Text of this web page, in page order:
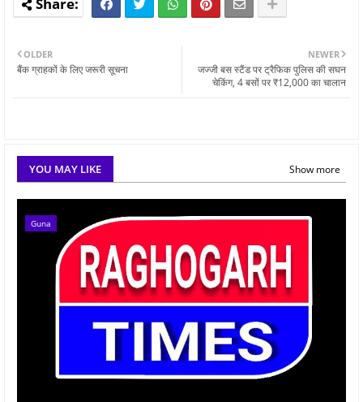
NEWER
जज्जी बस स्टैंड पर ट्रैफिक पुलिस की सघन
चेकिंग, 4 बसों पर ₹12,000 का चालान
OLDER
बैंक ग्राहकों के लिए जरूरी सूचना
YOU MAY LIKE Show more
Guna